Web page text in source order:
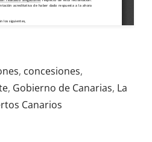
, concesiones,
, Gobierno de Canarias, La
Canarios